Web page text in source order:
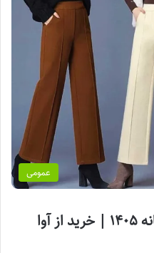
عمومی
جدیدترین مدل‌های شلوار زنانه ۱۴۰۵ | خرید از آوا